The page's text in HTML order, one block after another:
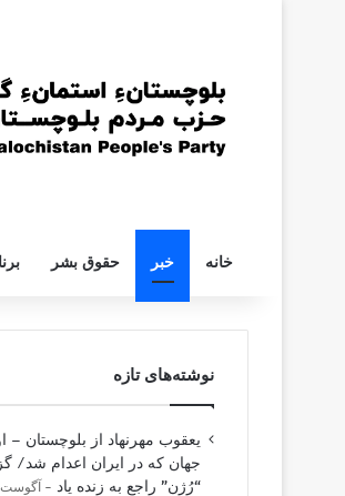
خانه خبر حقوق بشر
نوشته‌های تازه
یعقوب مهرنهاد از بلوچستان –
جهان که در ایران اعدام شد/
“رُژن” راجع به زنده یاد
آگوست 4, 2026